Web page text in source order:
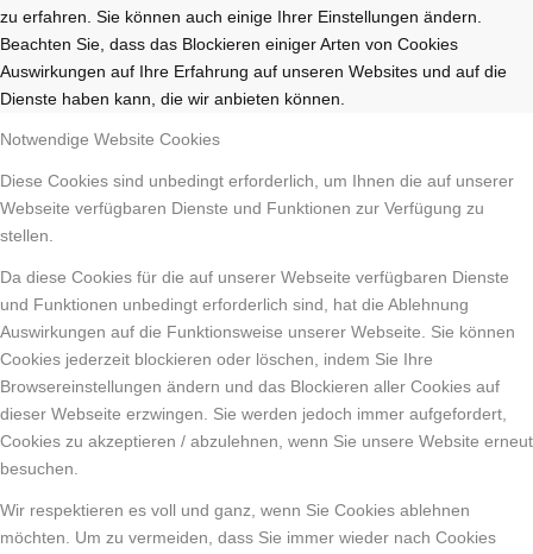
zu erfahren. Sie können auch einige Ihrer Einstellungen ändern.
Beachten Sie, dass das Blockieren einiger Arten von Cookies
Auswirkungen auf Ihre Erfahrung auf unseren Websites und auf die
Dienste haben kann, die wir anbieten können.
Notwendige Website Cookies
Diese Cookies sind unbedingt erforderlich, um Ihnen die auf unserer
Webseite verfügbaren Dienste und Funktionen zur Verfügung zu
stellen.
Da diese Cookies für die auf unserer Webseite verfügbaren Dienste
und Funktionen unbedingt erforderlich sind, hat die Ablehnung
Auswirkungen auf die Funktionsweise unserer Webseite. Sie können
Cookies jederzeit blockieren oder löschen, indem Sie Ihre
Browsereinstellungen ändern und das Blockieren aller Cookies auf
dieser Webseite erzwingen. Sie werden jedoch immer aufgefordert,
Cookies zu akzeptieren / abzulehnen, wenn Sie unsere Website erneut
besuchen.
Wir respektieren es voll und ganz, wenn Sie Cookies ablehnen
möchten. Um zu vermeiden, dass Sie immer wieder nach Cookies